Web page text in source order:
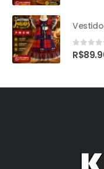
0out
R$